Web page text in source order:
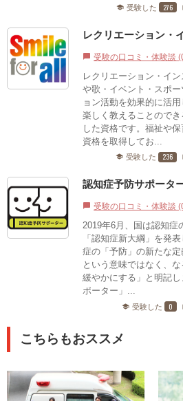
school 受験した 276
レクリエーション・
chat_bubble 受験の口コミ・体験談
レクリエーション・イ
や歌・イベント・スポ
ョン活動を効果的に活
楽しく教えることので
した資格です。福祉や
資格を取得してお...
school 受験した 236
認知症予防サポータ
chat_bubble 受験の口コミ・体験談
2019年6月、国は認知症
「認知症新大綱」を発
症の「予防」の新たな
という意味ではなく、
緩やかにする」と明記
ポーター」...
school 受験した 0
こちらもおススメ